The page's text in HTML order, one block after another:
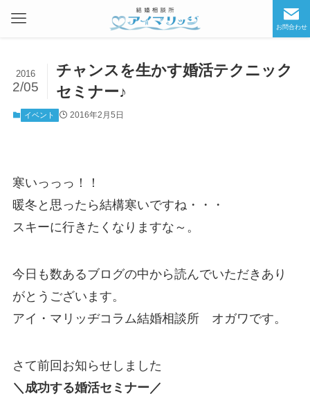
お問合わせ
チャンスを生かす婚活テクニック
セミナー♪
2016
2/05
イベント 2016年2月5日
寒いっっっ！！
暖冬と思ったら結構寒いですね・・・
スキーに行きたくなりますな～。
今日も数あるブログの中から読んでいただきあり
がとうございます。
アイ・マリッヂコラム結婚相談所 オガワです。
さて前回お知らせしました
＼成功する婚活セミナー／